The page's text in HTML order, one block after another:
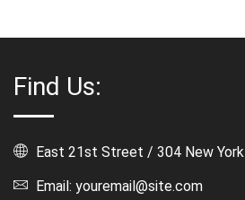
Find Us:
East 21st Street / 304 New York
Email: youremail@site.com